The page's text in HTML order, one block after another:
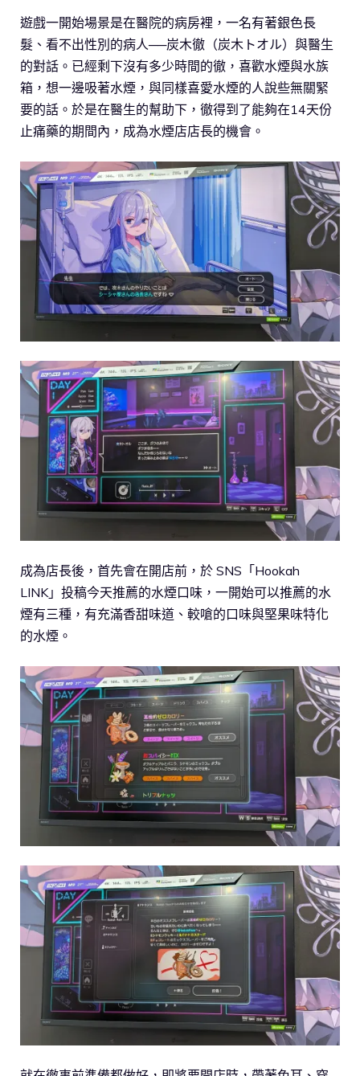
遊戲一開始場景是在醫院的病房裡，一名有著銀色長
髮、看不出性別的病人──炭木徹（炭木トオル）與醫生
的對話。已經剩下沒有多少時間的徹，喜歡水煙與水族
箱，想一邊吸著水煙，與同樣喜愛水煙的人說些無關緊
要的話。於是在醫生的幫助下，徹得到了能夠在14天份
止痛藥的期間內，成為水煙店店長的機會。
成為店長後，首先會在開店前，於 SNS「Hookah
LINK」投稿今天推薦的水煙口味，一開始可以推薦的水
煙有三種，有充滿香甜味道、較嗆的口味與堅果味特化
的水煙。